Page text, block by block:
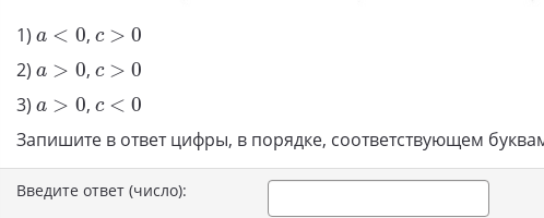
1) a < 0
a <0 , c > 0
c>0
2) a > 0
a >0 , c > 0
c>0
3) a > 0
a >0 , c < 0
c<0
Запишите в ответ цифры, в порядке, соответствующем
Введите ответ (число):